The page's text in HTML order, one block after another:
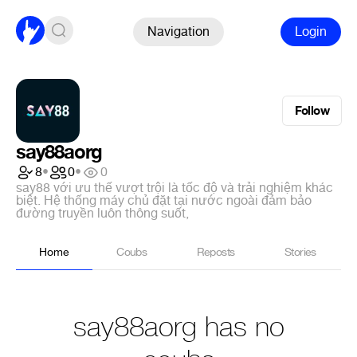
Navigation Login
Follow
say88aorg
8• 0•
0
say88 với ưu thế vượt trội là tốc độ và trải nghiệm khác
biệt. Hệ thống máy chủ đặt tại nước ngoài đảm bảo
đường truyền luôn thông suốt,
Home Coubs Reposts Stories
say88aorg has no